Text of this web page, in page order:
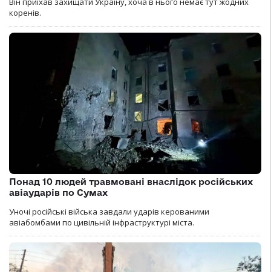
коренів.
Понад 10 людей травмовані внаслідок російських
авіаударів по Сумах
Уночі російські війська завдали ударів керованими
авіабомбами по цивільній інфраструктурі міста.